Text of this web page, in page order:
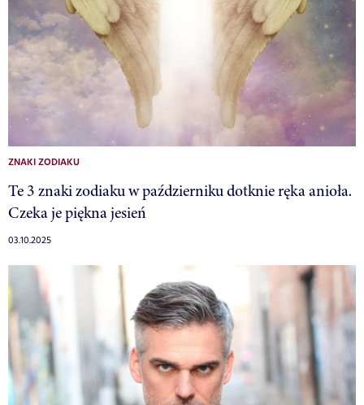
ZNAKI ZODIAKU
Te 3 znaki zodiaku w październiku dotknie ręka anioła.
Czeka je piękna jesień
03.10.2025